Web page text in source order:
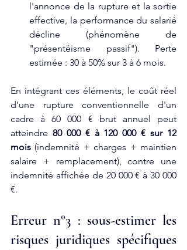
l'annonce de la rupture et la sortie
effective, la performance du salarié
décline (phénomène de
"présentéisme passif"). Perte
estimée : 30 à 50% sur 3 à 6 mois.
En intégrant ces éléments, le coût réel
d'une rupture conventionnelle d'un
cadre à 60 000 € brut annuel peut
atteindre 80 000 € à 120 000 € sur 12
mois (indemnité + charges + maintien
salaire + remplacement), contre une
indemnité affichée de 20 000 € à 30 000
€.
Erreur n°3 : sous-estimer les
risques juridiques spécifiques